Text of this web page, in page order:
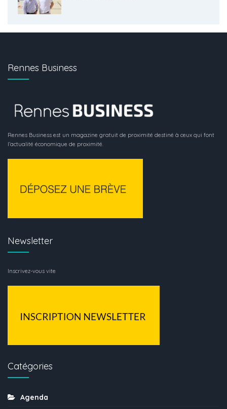
Rennes Business
Rennes Business est un magazine gratuit de proximité destiné à ceux qui font
l’actualité économique de proximité.
Newsletter
Inscrivez-vous vite
Catégories
Agenda